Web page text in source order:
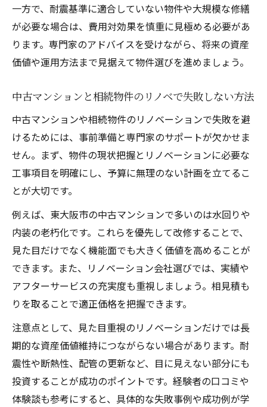
一方で、耐震基準に適合していない物件や大規模な修繕
が必要な場合は、費用対効果を慎重に見極める必要があ
ります。専門家のアドバイスを受けながら、将来の資産
価値や運用方法まで見据えて物件選びを進めましょう。
中古マンションと相続物件のリノベで失敗しない方法
中古マンションや相続物件のリノベーションで失敗を避
けるためには、事前準備と専門家のサポートが欠かせま
せん。まず、物件の現状把握とリノベーションに必要な
工事項目を明確にし、予算に無理のない計画を立てるこ
とが大切です。
例えば、東大阪市の中古マンションで多いのは水回りや
内装の老朽化です。これらを優先して改修することで、
見た目だけでなく機能面でも大きく価値を高めることが
できます。また、リノベーション会社選びでは、実績や
アフターサービスの充実度も重視しましょう。相見積も
りを取ることで適正価格を把握できます。
注意点として、見た目重視のリノベーションだけでは長
期的な資産価値維持につながらない場合があります。耐
震性や断熱性、配管の更新など、目に見えない部分にも
投資することが成功のポイントです。経験者の口コミや
体験談も参考にすると、具体的な失敗事例や成功例が学